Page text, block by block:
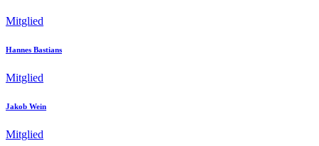
Mitglied
Hannes Bastians
Mitglied
Jakob Wein
Mitglied